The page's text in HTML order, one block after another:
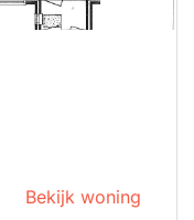
Bekijk woning